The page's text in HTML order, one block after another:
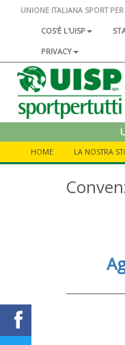
UNIONE ITALIANA SPORT PER
COS'È L'UISP
PRIVACY
HOME LA NOSTRA